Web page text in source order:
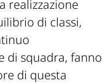
realizzazione
di classi,
di squadra, fanno
di questa